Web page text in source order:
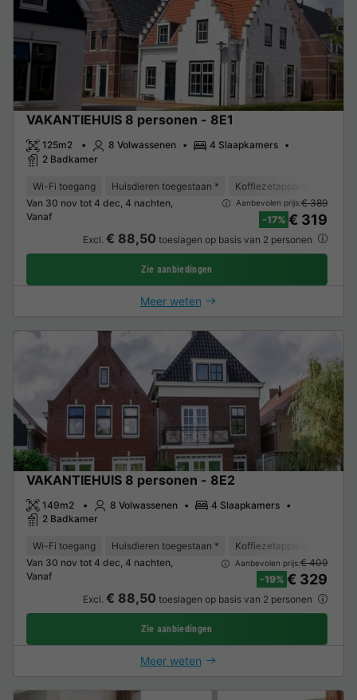
VAKANTIEHUIS 8 personen - 8E1
125m2 8 Volwassenen
4 Slaapkamers
2 Badkamer
Wi-Fi toegang Huisdieren toegestaan * Koffiezetapparaat
Van 30 nov tot 4 dec, 4 nachten,
Vanaf
Aanbevolen prijs:€ 389
-17% € 319
Excl. € 88,50 toeslagen op basis van 2 personen
Zie aanbiedingen
Meer weten
VAKANTIEHUIS 8 personen - 8E2
149m2 8 Volwassenen
4 Slaapkamers
2 Badkamer
Wi-Fi toegang Huisdieren toegestaan * Koffiezetapparaat
Van 30 nov tot 4 dec, 4 nachten,
Vanaf
Aanbevolen prijs:€ 409
-19% € 329
Excl. € 88,50 toeslagen op basis van 2 personen
Zie aanbiedingen
Meer weten